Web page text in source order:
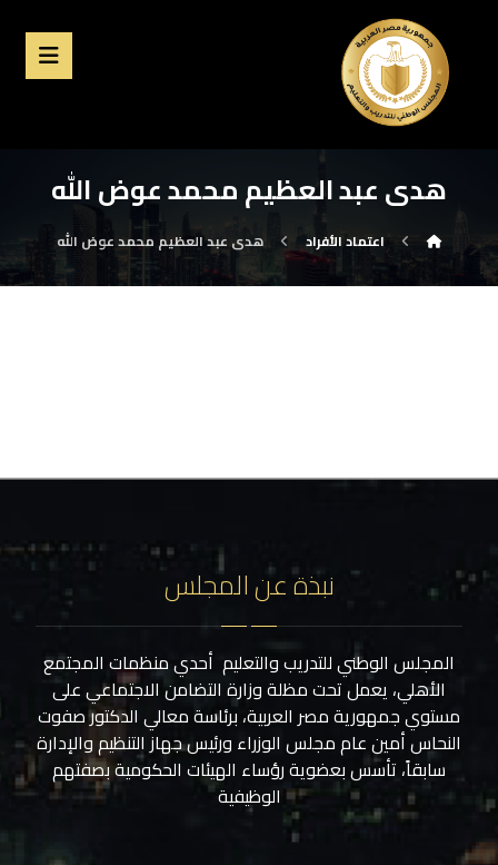
هدى عبد العظيم محمد عوض الله
اعتماد الأفراد هدى عبد العظيم محمد عوض الله
نبذة عن المجلس
المجلس الوطني للتدريب والتعليم أحدي منظمات المجتمع
الأهلي، يعمل تحت مظلة وزارة التضامن الاجتماعي على
مستوي جمهورية مصر العربية، برئاسة معالي الدكتور صفوت
النحاس أمين عام مجلس الوزراء ورئيس جهاز التنظيم والإدارة
سابقاً، تأسس بعضوية رؤساء الهيئات الحكومية بصفتهم
الوظيفية